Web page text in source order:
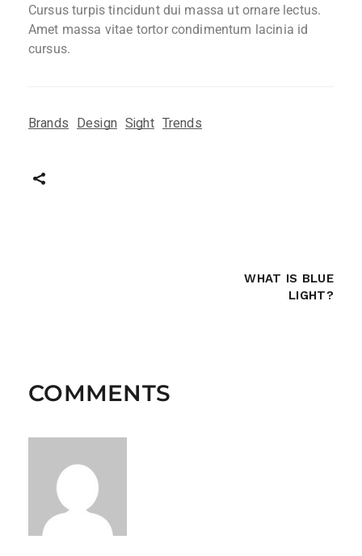
Cursus turpis tincidunt dui massa ut ornare lectus.
Amet massa vitae tortor condimentum lacinia id
cursus.
Brands Design Sight Trends
WHAT IS BLUE
LIGHT?
COMMENTS